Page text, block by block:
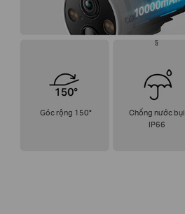
Góc rộng 150°
Chống nước bụi
IP66
§